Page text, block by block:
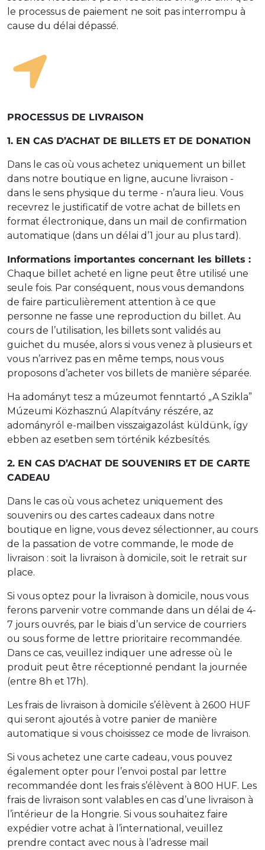
le processus de paiement ne soit pas interrompu à
cause du délai dépassé.
PROCESSUS DE LIVRAISON
1. EN CAS D’ACHAT DE BILLETS ET DE DONATION
Dans le cas où vous achetez uniquement un billet
dans notre boutique en ligne, aucune livraison -
dans le sens physique du terme - n’aura lieu. Vous
recevrez le justificatif de votre achat de billets en
format électronique, dans un mail de confirmation
automatique (dans un délai d’1 jour au plus tard).
Informations importantes concernant les billets :
Chaque billet acheté en ligne peut être utilisé une
seule fois. Par conséquent, nous vous demandons
de faire particulièrement attention à ce que
personne ne fasse une reproduction du billet. Au
cours de l’utilisation, les billets sont validés au
guichet du musée, alors si vous venez à plusieurs et
vous n’arrivez pas en même temps, nous vous
proposons d’acheter vos billets de manière séparée.
Ha adományt tesz a múzeumot fenntartó „A Szikla”
Múzeumi Közhasznú Alapítvány részére, az
adományról e-mailben visszaigazolást küldünk, így
ebben az esetben sem történik kézbesítés.
2. EN CAS D’ACHAT DE SOUVENIRS ET DE CARTE
CADEAU
Dans le cas où vous achetez uniquement des
souvenirs ou des cartes cadeaux dans notre
boutique en ligne, vous devez sélectionner, au cours
de la passation de votre commande, le mode de
livraison : soit la livraison à domicile, soit le retrait sur
place.
Si vous optez pour la livraison à domicile, nous vous
ferons parvenir votre commande dans un délai de 4-
7 jours ouvrés, par le biais d’un service de courriers
ou sous forme de lettre prioritaire recommandée.
Dans ce cas, veuillez indiquer une adresse où le
produit peut être réceptionné pendant la journée
(entre 8h et 17h).
Les frais de livraison à domicile s’élèvent à 2600 HUF
qui seront ajoutés à votre panier de manière
automatique si vous choisissez ce mode de livraison.
Si vous achetez une carte cadeau, vous pouvez
également opter pour l’envoi postal par lettre
recommandée dont les frais s’élèvent à 800 HUF. Les
frais de livraison sont valables en cas d’une livraison à
l’intérieur de la Hongrie. Si vous souhaitez faire
expédier votre achat à l’international, veuillez
prendre contact avec nous à l’adresse mail